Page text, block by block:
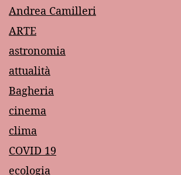
Andrea Camilleri
ARTE
astronomia
attualità
Bagheria
cinema
clima
COVID 19
ecologia